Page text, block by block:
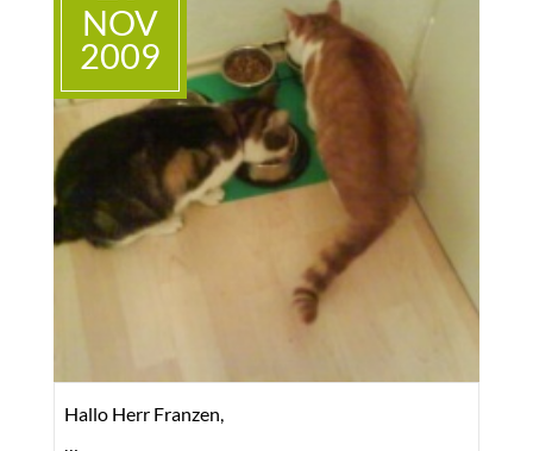
Sie haben Ihr neues ZUHAUSE als
selbstverständlich angenommen und alles fleißig
markiert, selbst das Kätzchen \"Luna\" blieb
davon nicht verschont.
Hoffe, Sie haben genauso viel Spaß mit den
Bildern, wie wir mit den Originalen und Sie
wissen, dass die beiden in \"gute Hände
und einen guten Start ins Neue Jahr.
NOV
2009
Hallo Herr Franzen,